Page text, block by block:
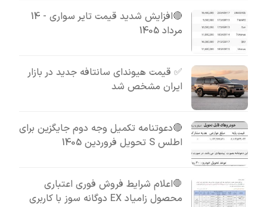
🔴افزایش شدید قیمت تایر سواری - 14
مرداد 1405
✅ قیمت هیوندای سانتافه جدید در بازار
ایران مشخص شد
🔴دعوتنامه تکمیل وجه دوم جایگزین برای
اطلس S تحویل فروردین 1405
🛑اعلام شرایط فروش فوری اعتباری
محصول زامیاد EX دوگانه سوز با کاربری